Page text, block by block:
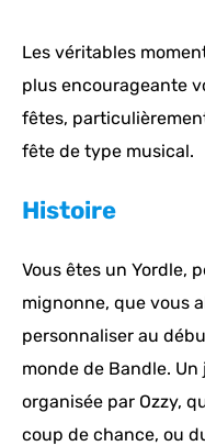
Les véritables
plus encourageante
fêtes,
fête de type musical.
Histoire
Vous êtes un Yordle,
mignonne, que vous
personnaliser au
monde de Bandle.
organisée par Ozzy,
coup de chance, ou